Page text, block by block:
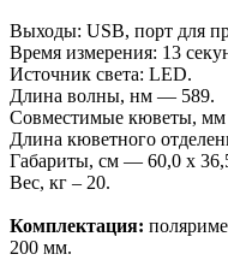
Выходы: USB, порт для
Время измерения: 13
Источник света: LED.
Длина волны, нм — 589.
Совместимые кюветы,
Длина кюветного
Габариты, см — 60,0 х
Вес, кг – 20.
Комплектация:
200 мм.